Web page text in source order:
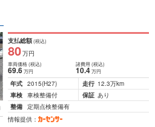
支払総額(税込)
80万円
車両価格(税込)
69.6万円
諸費用 (税込)
10.4 万円
年式 2015(H27) 走行 12.3万km
車検 車検整備付 保証 あり
整備 定期点検整備有
情報提供：